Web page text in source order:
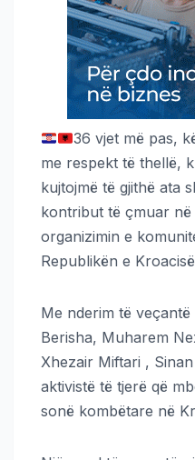
36 vjet më pas,
me respekt të thellë,
kujtojmë të gjithë ata
kontribut të çmuar në
organizimin e
Republikën e
Me nderim të
Berisha, Muharem
Xhezair Miftari ,
aktivistë të tjerë që
sonë kombëtare në